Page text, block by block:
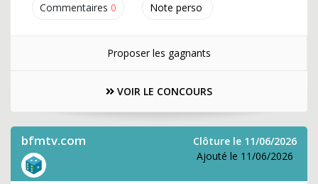
Commentaires 0 Note perso
Proposer les gagnants
VOIR LE CONCOURS
bfmtv.com
Clôture le 11/06/2026
Ajouté le 11/06/2026